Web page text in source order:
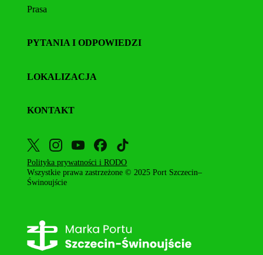
Prasa
PYTANIA I ODPOWIEDZI
LOKALIZACJA
KONTAKT
Polityka prywatności i RODO
Wszystkie prawa zastrzeżone © 2025 Port Szczecin–
Świnoujście